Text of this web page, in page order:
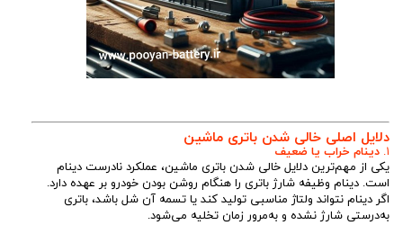
دلایل اصلی خالی شدن باتری ماشین
۱. دینام خراب یا ضعیف
یکی از مهم‌ترین دلایل خالی شدن باتری ماشین، عملکرد نادرست دینام
است. دینام وظیفه شارژ باتری را هنگام روشن بودن خودرو بر عهده دارد.
اگر دینام نتواند ولتاژ مناسبی تولید کند یا تسمه آن شل باشد، باتری
به‌درستی شارژ نشده و به‌مرور زمان تخلیه می‌شود.